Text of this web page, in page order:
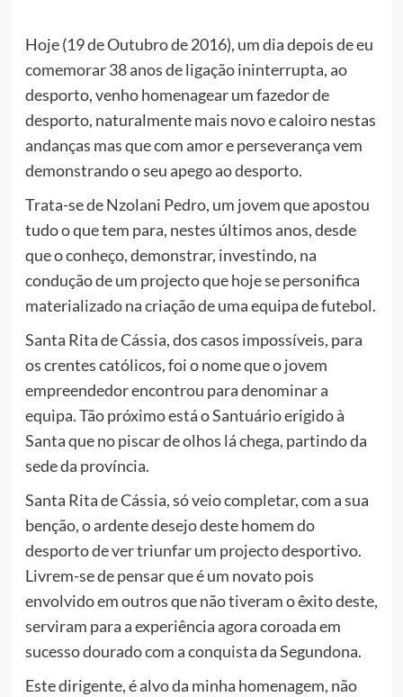
Hoje (19 de Outubro de 2016), um dia depois de eu
comemorar 38 anos de ligação ininterrupta, ao
desporto, venho homenagear um fazedor de
desporto, naturalmente mais novo e caloiro nestas
andanças mas que com amor e perseverança vem
demonstrando o seu apego ao desporto.
Trata-se de Nzolani Pedro, um jovem que apostou
tudo o que tem para, nestes últimos anos, desde
que o conheço, demonstrar, investindo, na
condução de um projecto que hoje se personifica
materializado na criação de uma equipa de futebol.
Santa Rita de Cássia, dos casos impossíveis, para
os crentes católicos, foi o nome que o jovem
empreendedor encontrou para denominar a
equipa. Tão próximo está o Santuário erigido à
Santa que no piscar de olhos lá chega, partindo da
sede da província.
Santa Rita de Cássia, só veio completar, com a sua
benção, o ardente desejo deste homem do
desporto de ver triunfar um projecto desportivo.
Livrem-se de pensar que é um novato pois
envolvido em outros que não tiveram o êxito deste,
serviram para a experiência agora coroada em
sucesso dourado com a conquista da Segundona.
Este dirigente, é alvo da minha homenagem, não